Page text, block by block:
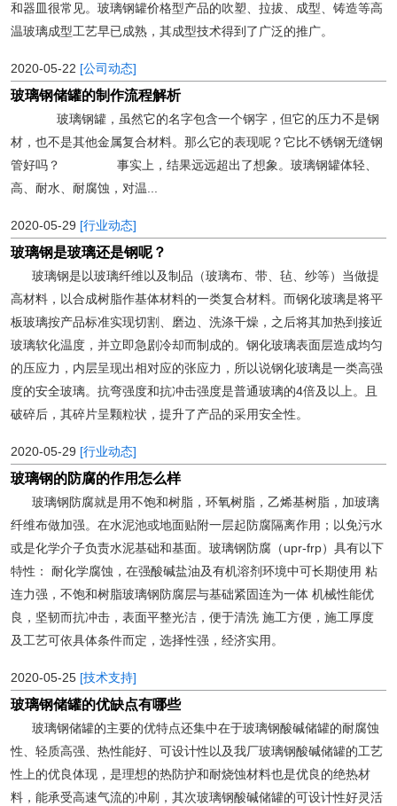
和器皿很常见。玻璃钢罐价格型产品的吹塑、拉拔、成型、铸造等高
温玻璃成型工艺早已成熟，其成型技术得到了广泛的推广。
2020-05-22 [公司动态]
玻璃钢储罐的制作流程解析
玻璃钢罐，虽然它的名字包含一个钢字，但它的压力不是钢
材，也不是其他金属复合材料。那么它的表现呢？它比不锈钢无缝钢
管好吗？ 事实上，结果远远超出了想象。玻璃钢罐体轻、
高、耐水、耐腐蚀，对温...
2020-05-29 [行业动态]
玻璃钢是玻璃还是钢呢？
玻璃钢是以玻璃纤维以及制品（玻璃布、带、毡、纱等）当做提
高材料，以合成树脂作基体材料的一类复合材料。而钢化玻璃是将平
板玻璃按产品标准实现切割、磨边、洗涤干燥，之后将其加热到接近
玻璃软化温度，并立即急剧冷却而制成的。钢化玻璃表面层造成均匀
的压应力，内层呈现出相对应的张应力，所以说钢化玻璃是一类高强
度的安全玻璃。抗弯强度和抗冲击强度是普通玻璃的4倍及以上。且
破碎后，其碎片呈颗粒状，提升了产品的采用安全性。
2020-05-29 [行业动态]
玻璃钢的防腐的作用怎么样
玻璃钢防腐就是用不饱和树脂，环氧树脂，乙烯基树脂，加玻璃
纤维布做加强。在水泥池或地面贴附一层起防腐隔离作用；以免污水
或是化学介子负责水泥基础和基面。玻璃钢防腐（upr-frp）具有以下
特性： 耐化学腐蚀，在强酸碱盐油及有机溶剂环境中可长期使用 粘
连力强，不饱和树脂玻璃钢防腐层与基础紧固连为一体 机械性能优
良，坚韧而抗冲击，表面平整光洁，便于清洗 施工方便，施工厚度
及工艺可依具体条件而定，选择性强，经济实用。
2020-05-25 [技术支持]
玻璃钢储罐的优缺点有哪些
玻璃钢储罐的主要的优特点还集中在于玻璃钢酸碱储罐的耐腐蚀
性、轻质高强、热性能好、可设计性以及我厂玻璃钢酸碱储罐的工艺
性上的优良体现，是理想的热防护和耐烧蚀材料也是优良的绝热材
料，能承受高速气流的冲刷，其次玻璃钢酸碱储罐的可设计性好灵活